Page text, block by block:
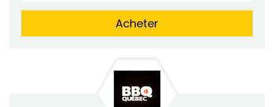
Acheter